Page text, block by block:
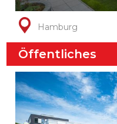
Hamburg
Öffentliches